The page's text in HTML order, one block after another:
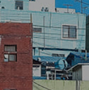
体)
文 (台灣)